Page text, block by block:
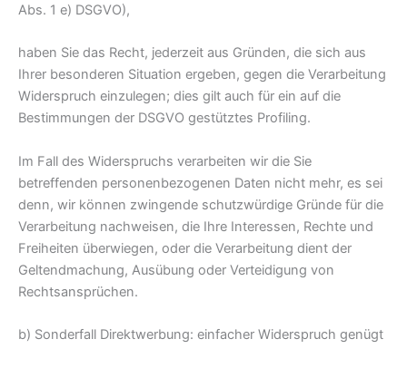
Abs. 1 e) DSGVO),
haben Sie das Recht, jederzeit aus Gründen, die sich aus
Ihrer besonderen Situation ergeben, gegen die Verarbeitung
Widerspruch einzulegen; dies gilt auch für ein auf die
Bestimmungen der DSGVO gestütztes Profiling.
Im Fall des Widerspruchs verarbeiten wir die Sie
betreffenden personenbezogenen Daten nicht mehr, es sei
denn, wir können zwingende schutzwürdige Gründe für die
Verarbeitung nachweisen, die Ihre Interessen, Rechte und
Freiheiten überwiegen, oder die Verarbeitung dient der
Geltendmachung, Ausübung oder Verteidigung von
Rechtsansprüchen.
b) Sonderfall Direktwerbung: einfacher Widerspruch genügt